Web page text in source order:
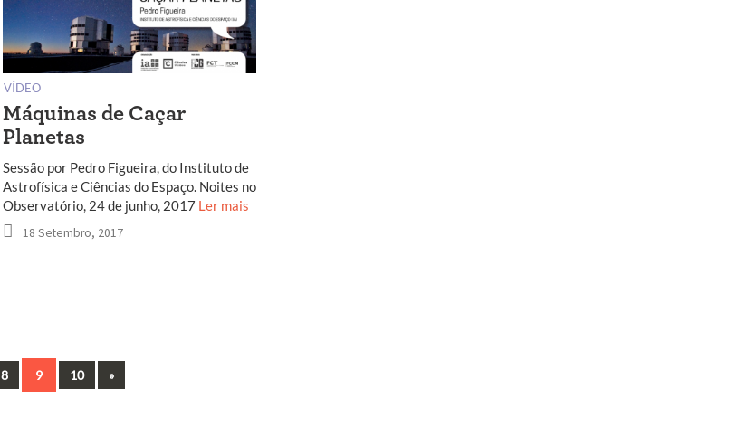
VÍDEO
Máquinas de Caçar
Planetas
Sessão por Pedro Figueira, do Instituto de
Astrofísica e Ciências do Espaço. Noites no
Observatório, 24 de junho, 2017 Ler mais
18 Setembro, 2017
8 9 10 Next
»